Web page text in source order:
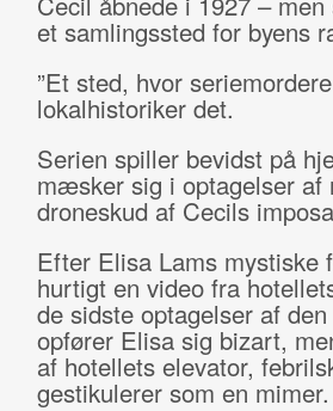
et samlingssted for byens
”Et sted, hvor
lokalhistoriker det.
Serien spiller bevidst på
mæsker sig i optagelser af
droneskud af Cecils
Efter Elisa Lams mystiske
hurtigt en video fra
de sidste optagelser af
opfører Elisa sig bizart,
af hotellets elevator,
gestikulerer som en mimer.